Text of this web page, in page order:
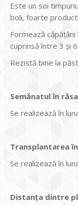
Este un soi
boli, foarte
Formează
cuprinsă între 3 și
Rezistă bine la
Semănatul în
Se realizează în
Transplantarea
Se realizează în
Distanţa dintre